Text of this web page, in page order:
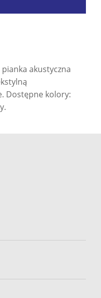
pianka akustyczna
Dostępne kolory: